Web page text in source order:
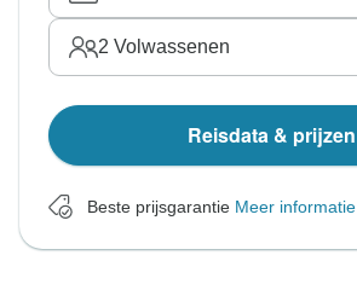
2 Volwassenen
Reisdata & prijzen
Beste prijsgarantie Meer informatie